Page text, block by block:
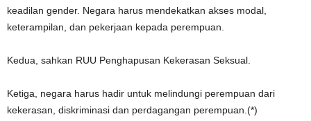
keadilan gender. Negara harus mendekatkan akses modal,
keterampilan, dan pekerjaan kepada perempuan.
Kedua, sahkan RUU Penghapusan Kekerasan Seksual.
Ketiga, negara harus hadir untuk melindungi perempuan dari
kekerasan, diskriminasi dan perdagangan perempuan.(*)